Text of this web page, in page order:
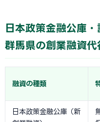
日本政策金融公庫
群馬県の創業融資代
融資の種類
日本政策金融公庫（新